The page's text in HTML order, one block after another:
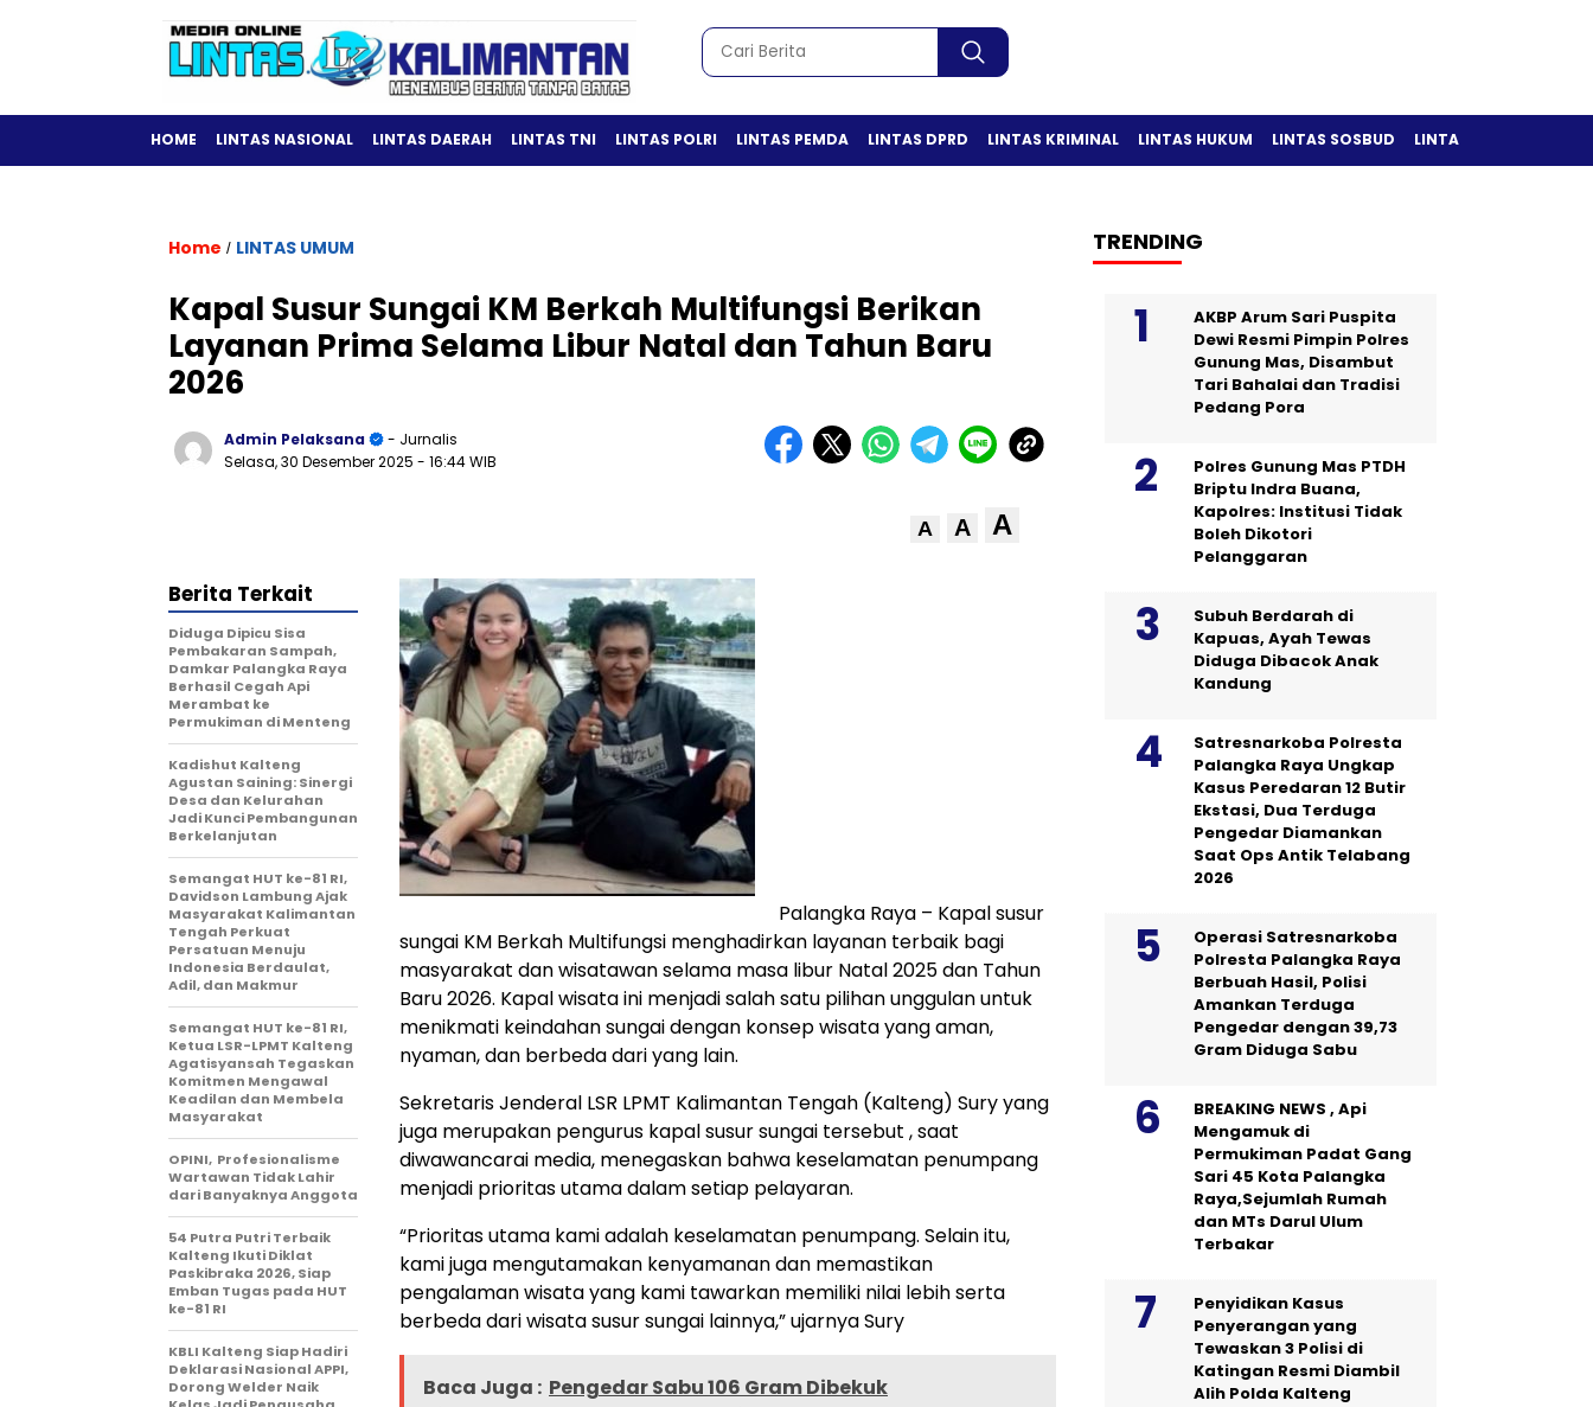
HOME LINTAS NASIONAL LINTAS DAERAH LINTAS TNI LINTAS POLRI LINTAS PEMDA LINTAS DPRD LINTAS KRIMINAL LINTAS HUKUM LINTAS SOSBUD LINTAS OLAH RAGA
Home / LINTAS UMUM
Kapal Susur Sungai KM Berkah Multifungsi Berikan
Layanan Prima Selama Libur Natal dan Tahun Baru
2026
Admin Pelaksana
- Jurnalis
Selasa, 30 Desember 2025 - 16:44 WIB
A A A
Palangka Raya – Kapal susur
sungai KM Berkah Multifungsi menghadirkan layanan terbaik bagi
masyarakat dan wisatawan selama masa libur Natal 2025 dan Tahun
Baru 2026. Kapal wisata ini menjadi salah satu pilihan unggulan untuk
menikmati keindahan sungai dengan konsep wisata yang aman,
nyaman, dan berbeda dari yang lain.
Sekretaris Jenderal LSR LPMT Kalimantan Tengah (Kalteng) Sury yang
juga merupakan pengurus kapal susur sungai tersebut , saat
diwawancarai media, menegaskan bahwa keselamatan penumpang
menjadi prioritas utama dalam setiap pelayaran.
“Prioritas utama kami adalah keselamatan penumpang. Selain itu,
kami juga mengutamakan kenyamanan dan memastikan
pengalaman wisata yang kami tawarkan memiliki nilai lebih serta
berbeda dari wisata susur sungai lainnya,” ujarnya Sury
Baca Juga : Pengedar Sabu 106 Gram Dibekuk
Berita Terkait
Diduga Dipicu Sisa
Pembakaran Sampah,
Damkar Palangka Raya
Berhasil Cegah Api
Merambat ke
Permukiman di Menteng
Kadishut Kalteng
Agustan Saining: Sinergi
Desa dan Kelurahan
Jadi Kunci Pembangunan
Berkelanjutan
Semangat HUT ke-81 RI,
Davidson Lambung Ajak
Masyarakat Kalimantan
Tengah Perkuat
Persatuan Menuju
Indonesia Berdaulat,
Adil, dan Makmur
Semangat HUT ke-81 RI,
Ketua LSR-LPMT Kalteng
Agatisyansah Tegaskan
Komitmen Mengawal
Keadilan dan Membela
Masyarakat
OPINI, Profesionalisme
Wartawan Tidak Lahir
dari Banyaknya Anggota
54 Putra Putri Terbaik
Kalteng Ikuti Diklat
Paskibraka 2026, Siap
Emban Tugas pada HUT
ke-81 RI
KBLI Kalteng Siap Hadiri
Deklarasi Nasional APPI,
Dorong Welder Naik
TRENDING
AKBP Arum Sari Puspita
Dewi Resmi Pimpin Polres
Gunung Mas, Disambut
Tari Bahalai dan Tradisi
Pedang Pora
Polres Gunung Mas PTDH
Briptu Indra Buana,
Kapolres: Institusi Tidak
Boleh Dikotori
Pelanggaran
Subuh Berdarah di
Kapuas, Ayah Tewas
Diduga Dibacok Anak
Kandung
Satresnarkoba Polresta
Palangka Raya Ungkap
Kasus Peredaran 12 Butir
Ekstasi, Dua Terduga
Pengedar Diamankan
Saat Ops Antik Telabang
2026
Operasi Satresnarkoba
Polresta Palangka Raya
Berbuah Hasil, Polisi
Amankan Terduga
Pengedar dengan 39,73
Gram Diduga Sabu
BREAKING NEWS , Api
Mengamuk di
Permukiman Padat Gang
Sari 45 Kota Palangka
Raya,Sejumlah Rumah
dan MTs Darul Ulum
Terbakar
Penyidikan Kasus
Penyerangan yang
Tewaskan 3 Polisi di
Katingan Resmi Diambil
Alih Polda Kalteng